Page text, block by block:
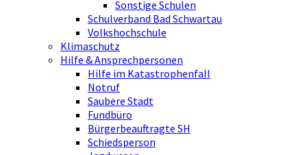
Sonstige Schulen
Schulverband Bad Schwartau
Volkshochschule
Klimaschutz
Hilfe & Ansprechpersonen
Hilfe im Katastrophenfall
Notruf
Saubere Stadt
Fundbüro
Bürgerbeauftragte SH
Schiedsperson